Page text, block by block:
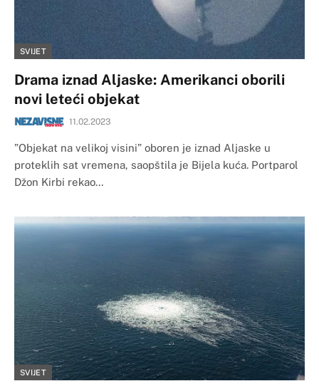
SVIJET
Drama iznad Aljaske: Amerikanci oborili
novi leteći objekat
11.02.2023
​”Objekat na velikoj visini” oboren je iznad Aljaske u
proteklih sat vremena, saopštila je Bijela kuća. Portparol
Džon Kirbi rekao…
SVIJET